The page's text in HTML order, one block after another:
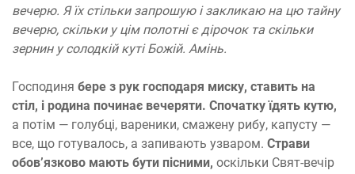
вечерю. Я їх стільки запрошую і закликаю на цю тайну
вечерю, скільки у цім полотні є дірочок та скільки
зернин у солодкій куті Божій. Амінь.
Господиня бере з рук господаря миску, ставить на
стіл, і родина починає вечеряти. Спочатку їдять кутю,
а потім — голубці, вареники, смажену рибу, капусту —
все, що готувалось, а запивають узваром. Страви
обов’язково мають бути пісними, оскільки Свят-вечір